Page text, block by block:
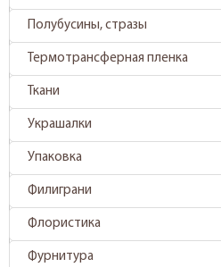
Полубусины, стразы
Термотрансферная пленка
Ткани
Украшалки
Упаковка
Филиграни
Флористика
Фурнитура